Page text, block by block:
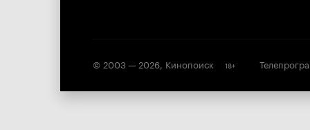
© 2003 — 2026, Кинопоиск 18+